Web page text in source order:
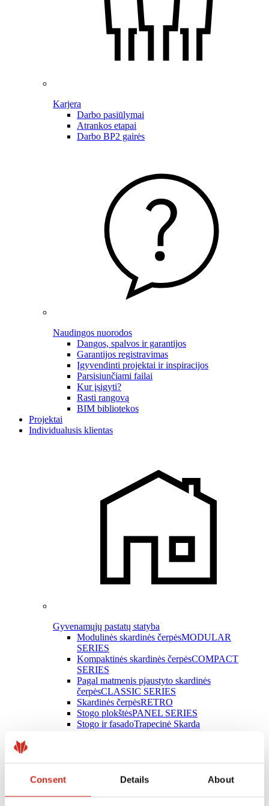
Consent Details About
Karjera
Darbo pasiūlymai
Atrankos etapai
Darbo BP2 gairės
Naudingos nuorodos
Dangos, spalvos ir garantijos
Garantijos registravimas
Įgyvendinti projektai ir inspiracijos
Parsisiunčiami failai
Kur įsigyti?
Rasti rangovą
BIM bibliotekos
Projektai
Individualusis klientas
Gyvenamųjų pastatų statyba
Modulinės skardinės čerpėsMODULAR
SERIES
Kompaktinės skardinės čerpėsCOMPACT
SERIES
Pagal matmenis pjaustyto skardinės
čerpėsCLASSIC SERIES
Skardinės čerpėsRETRO
Stogo plokštėsPANEL SERIES
Stogo ir fasadoTrapecinė Skarda